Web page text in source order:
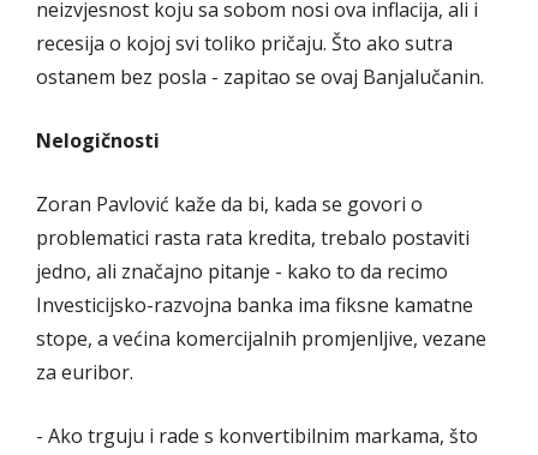
neizvjesnost koju sa sobom nosi ova inflacija, ali i
recesija o kojoj svi toliko pričaju. Što ako sutra
ostanem bez posla - zapitao se ovaj Banjalučanin.
Nelogičnosti
Zoran Pavlović kaže da bi, kada se govori o
problematici rasta rata kredita, trebalo postaviti
jedno, ali značajno pitanje - kako to da recimo
Investicijsko-razvojna banka ima fiksne kamatne
stope, a većina komercijalnih promjenljive, vezane
za euribor.
- Ako trguju i rade s konvertibilnim markama, što